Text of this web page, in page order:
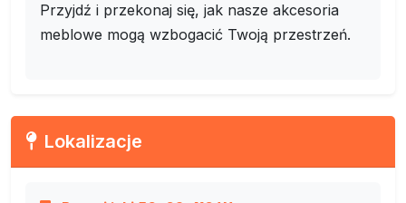
Przyjdź i przekonaj się, jak nasze akcesoria
meblowe mogą wzbogacić Twoją przestrzeń.
Lokalizacje